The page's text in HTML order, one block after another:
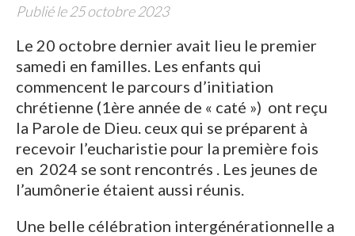
Publié le 25 octobre 2023
Le 20 octobre dernier avait lieu le premier
samedi en familles. Les enfants qui
commencent le parcours d’initiation
chrétienne (1ère année de « caté ») ont reçu
la Parole de Dieu. ceux qui se préparent à
recevoir l’eucharistie pour la première fois
en 2024 se sont rencontrés . Les jeunes de
l’aumônerie étaient aussi réunis.
Une belle célébration intergénérationnelle a